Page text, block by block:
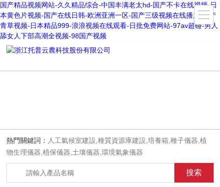
国产精品视频网站-久久精品综合-中国丰满老太hd-国产不卡在线视频-日
本黄色片视频-国产在线日韩-欧洲亚洲一区-国产三级视频在线播放-国产
青草视频-日本精品999-浪浪视频在线观看-日批免费网站-97av超碰-男人
舔女人下部高潮全视频-98国产视频
熱門關鍵詞： 人工氣候室建設,種質資源庫建設,培養箱,種子儀器,植
物生理儀器,植保儀器,土壤儀器,環境氣象儀器